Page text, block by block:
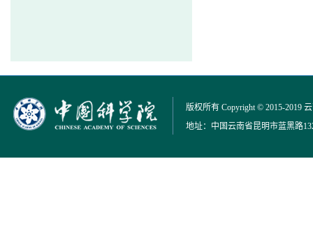
版权所有 Copyright © 2015-2019
地址：中国云南省昆明市蓝黑路